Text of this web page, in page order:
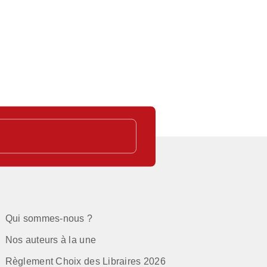
Qui sommes-nous ?
Nos auteurs à la une
Règlement Choix des Libraires 2026